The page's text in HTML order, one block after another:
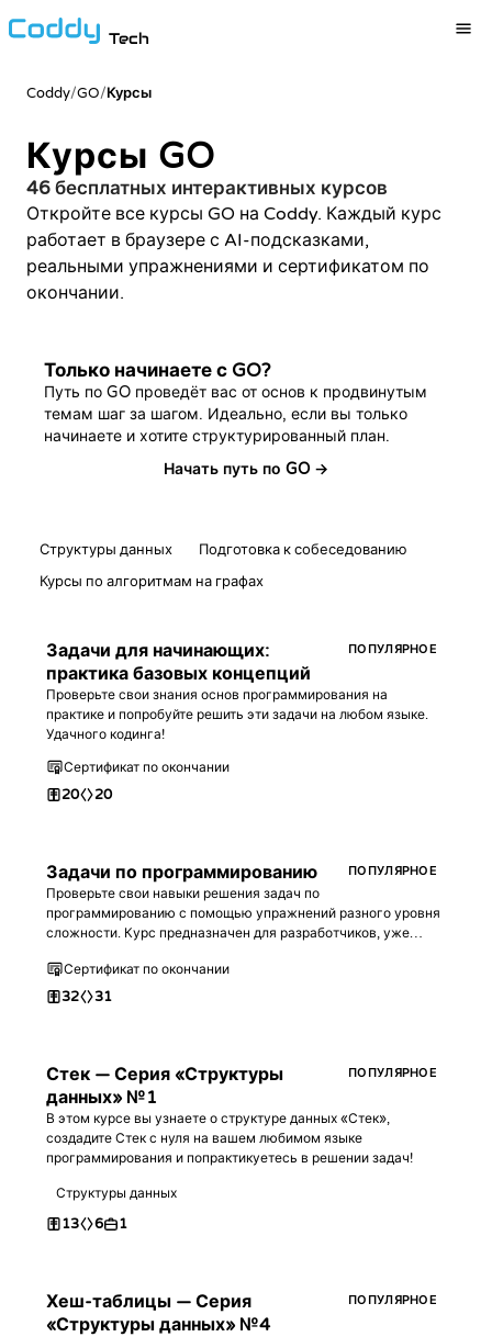
Tech
Coddy/GO/Курсы
Курсы GO
46 бесплатных интерактивных курсов
Откройте все курсы GO на Coddy. Каждый курс
работает в браузере с AI-подсказками,
реальными упражнениями и сертификатом по
окончании.
Только начинаете с GO?
Путь по GO проведёт вас от основ к продвинутым
темам шаг за шагом. Идеально, если вы только
начинаете и хотите структурированный план.
Начать путь по GO →
Структуры данных
Подготовка к собеседованию
Курсы по алгоритмам на графах
Задачи для начинающих:
практика базовых концепций
ПОПУЛЯРНОЕ
Проверьте свои знания основ программирования на
практике и попробуйте решить эти задачи на любом языке.
Удачного кодинга!
Сертификат по окончании
20 20
Задачи по программированию ПОПУЛЯРНОЕ
Проверьте свои навыки решения задач по
программированию с помощью упражнений разного уровня
сложности. Курс предназначен для разработчиков, уже
программирования.
Сертификат по окончании
32 31
Стек — Серия «Структуры
данных» №1
ПОПУЛЯРНОЕ
В этом курсе вы узнаете о структуре данных «Стек»,
создадите Стек с нуля на вашем любимом языке
программирования и попрактикуетесь в решении задач!
Структуры данных
13 6 1
Хеш-таблицы — Серия
«Структуры данных» №4
ПОПУЛЯРНОЕ